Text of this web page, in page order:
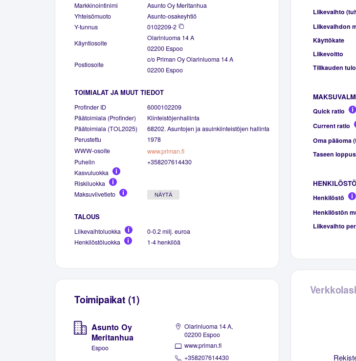
Markkinointinimi
Asunto Oy Meritanhua
Yhteisömuoto
Asunto-osakeyhtiö
Y-tunnus
0102209-2
Käyntiosoite
Olarinluoma 14 A
02200 Espoo
Postiosoite
c/o Priman Oy Olarinluoma 14 A
02200 Espoo
TOIMIALAT JA MUUT TIEDOT
Profinder ID
6000102209
Päätoimiala (Profinder)
Kiinteistöjenhallinta
Päätoimiala (TOL2025)
68202. Asuntojen ja asuinkiinteistöjen hallinta
Perustettu
1978
WWW-osoite
www.priman.fi
Puhelin
+358207614430
Kasvuluokka
Riskiluokka
Maksuviivetieto
NÄYTÄ
TALOUS
Liikevaihtoluokka
0-0.2 milj. euroa
Henkilöstöluokka
1-4 henkilöä
Toimipaikat (1)
Asunto Oy
Meritanhua
Espoo
Olarinluoma 14 A,
02200 Espoo
www.priman.fi
+358207614430
Liikevaihto
Liikevaihdon
Käyttökate
Liikevoitto
Tilikauden
Quick ratio
Current ratio
Oma pääoma
Taseen
Henkilöstö
Henkilöstön
Liikevaihto